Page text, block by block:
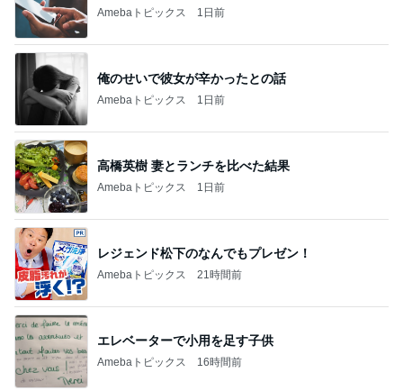
Amebaトピックス 1日前
俺のせいで彼女が辛かったとの話
Amebaトピックス 1日前
高橋英樹 妻とランチを比べた結果
Amebaトピックス 1日前
レジェンド松下のなんでもプレゼン！
Amebaトピックス 21時間前
エレベーターで小用を足す子供
Amebaトピックス 16時間前